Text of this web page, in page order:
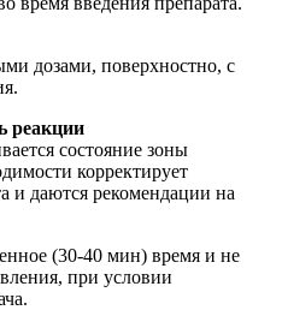
дозами, поверхностно, с
реакции
состояние зоны
корректирует
и даются рекомендации на
(30-40 мин) время и не
при условии